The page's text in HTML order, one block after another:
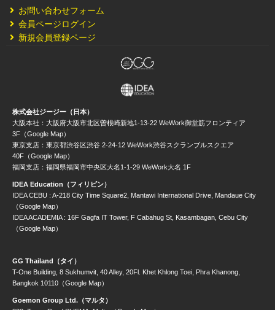
お問い合わせフォーム
会員ページログイン
新規会員登録ページ
株式会社ジージー（日本）
大阪本社：大阪府大阪市北区曽根崎新地1-13-22 WeWork御堂筋フロンティア
3F（Google Map）
東京支店：東京都渋谷区渋谷 2-24-12 WeWork渋谷スクランブルスクエア
40F（Google Map）
福岡支店：福岡県福岡市中央区大名1-1-29 WeWork大名 1F
IDEA Education（フィリピン）
IDEA CEBU : A-218 City Time Square2, Mantawi International Drive, Mandaue City
（Google Map）
IDEA ACADEMIA : 16F Gagfa IT Tower, F Cabahug St, Kasambagan, Cebu City
（Google Map）
GG Thailand（タイ）
T-One Building, 8 Sukhumvit, 40 Alley, 20Fl. Khet Khlong Toei, Phra Khanong,
Bangkok 10110（Google Map）
Goemon Group Ltd.（マルタ）